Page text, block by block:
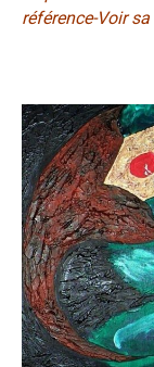
référence-Voir